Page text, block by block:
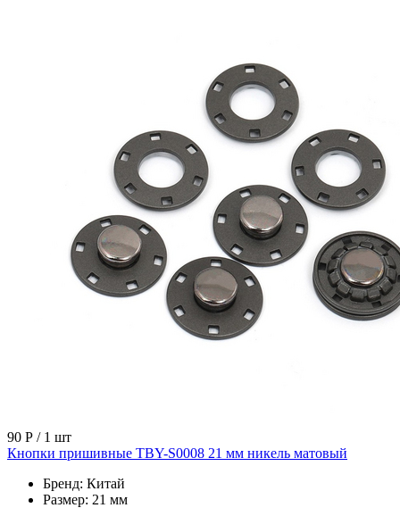
90 Р / 1 шт
Кнопки пришивные TBY-S0008 21 мм никель матовый
Бренд: Китай
Размер: 21 мм